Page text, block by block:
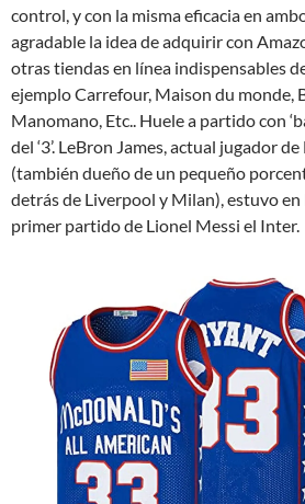
control, y con la misma eficacia en
agradable la idea de adquirir con
otras tiendas en línea indispensables
ejemplo Carrefour, Maison du monde,
Manomano, Etc.. Huele a partido con
del ‘3’. LeBron James, actual jugador
(también dueño de un pequeño
detrás de Liverpool y Milan), estuvo
primer partido de Lionel Messi el Inter.